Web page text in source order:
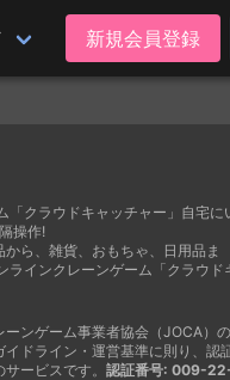
新規会員登録
「クラウドキャッチャー」自宅に
操作!
ら、雑貨、おもちゃ、日用品ま
ラインクレーンゲーム「クラウド
ーンゲーム事業者協会（JOCA）
ドライン・運営基準に則り、認
ービスです。 認証番号: 009-